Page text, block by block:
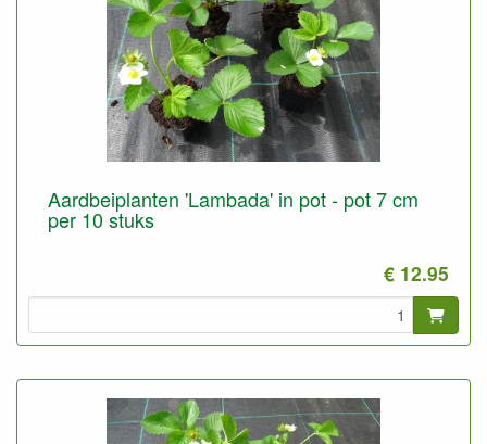
Aardbeiplanten 'Lambada' in pot - pot 7 cm
per 10 stuks
€ 12.95